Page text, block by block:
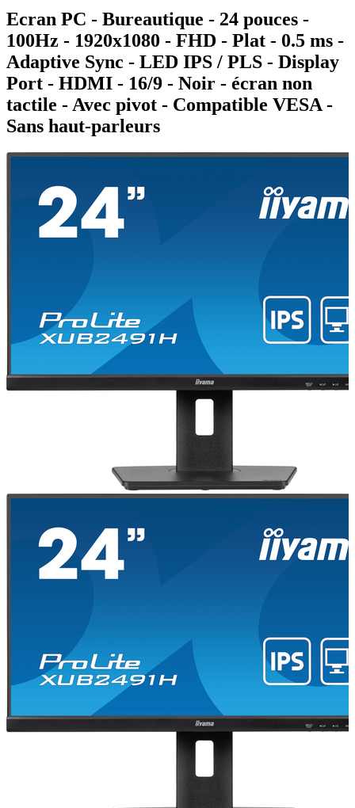
Ecran PC - Bureautique - 24 pouces -
100Hz - 1920x1080 - FHD - Plat - 0.5 ms -
Adaptive Sync - LED IPS / PLS - Display
Port - HDMI - 16/9 - Noir - écran non
tactile - Avec pivot - Compatible VESA -
Sans haut-parleurs